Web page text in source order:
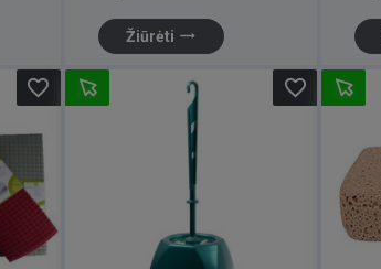
Žiūrėti trending_flat
favorite_border favorite_border